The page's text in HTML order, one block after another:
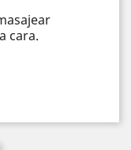
cara.